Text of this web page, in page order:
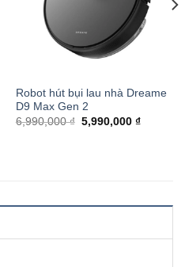
Robot hút bụi lau nhà Dreame
D9 Max Gen 2
6,990,000 ₫ 5,990,000 ₫